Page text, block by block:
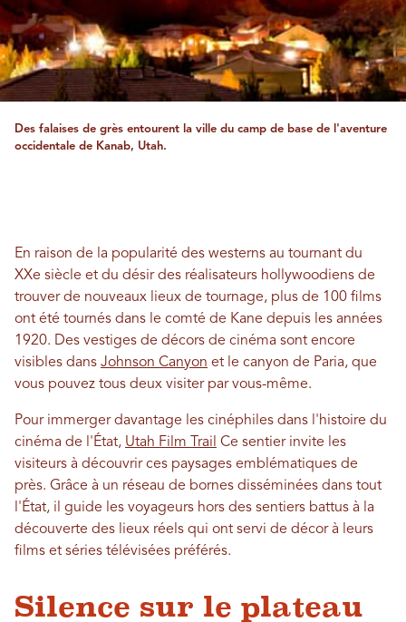
Des falaises de grès entourent la ville du camp de base de l'aventure
occidentale de Kanab, Utah.
En raison de la popularité des westerns au tournant du
XXe siècle et du désir des réalisateurs hollywoodiens de
trouver de nouveaux lieux de tournage, plus de 100 films
ont été tournés dans le comté de Kane depuis les années
1920. Des vestiges de décors de cinéma sont encore
visibles dans Johnson Canyon et le canyon de Paria, que
vous pouvez tous deux visiter par vous-même.
Pour immerger davantage les cinéphiles dans l'histoire du
cinéma de l'État, Utah Film Trail Ce sentier invite les
visiteurs à découvrir ces paysages emblématiques de
près. Grâce à un réseau de bornes disséminées dans tout
l'État, il guide les voyageurs hors des sentiers battus à la
découverte des lieux réels qui ont servi de décor à leurs
films et séries télévisées préférés.
Silence sur le plateau